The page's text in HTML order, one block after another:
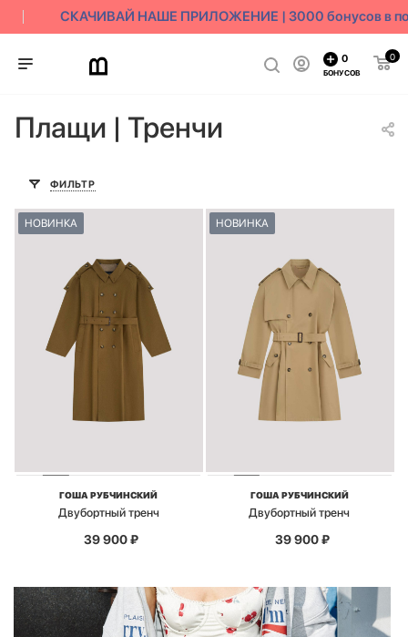
СКАЧИВАЙ НАШЕ ПРИЛОЖЕНИЕ | 3000 бонусов в
0
0
БОНУСОВ
Плащи | Тренчи
ФИЛЬТР
НОВИНКА
ГОША РУБЧИНСКИЙ
Двубортный тренч
39 900₽
НОВИНКА
ГОША РУБЧИНСКИЙ
Двубортный тренч
39 900₽